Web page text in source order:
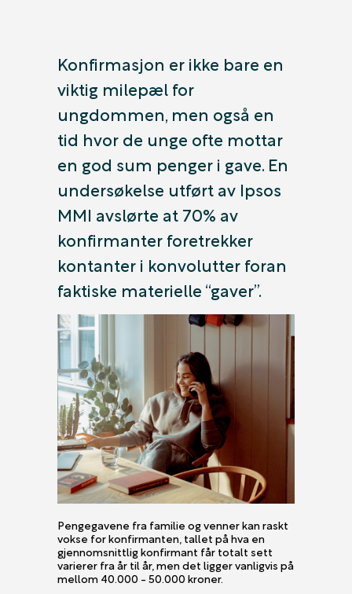
Konfirmasjon er ikke bare en
viktig milepæl for
ungdommen, men også en
tid hvor de unge ofte mottar
en god sum penger i gave. En
undersøkelse utført av Ipsos
MMI avslørte at 70% av
konfirmanter foretrekker
kontanter i konvolutter foran
faktiske materielle “gaver”.
Pengegavene fra familie og venner kan raskt
vokse for konfirmanten, tallet på hva en
gjennomsnittlig konfirmant får totalt sett
varierer fra år til år, men det ligger vanligvis på
mellom 40.000 - 50.000 kroner.